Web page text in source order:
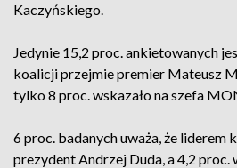
Kaczyńskiego.
Jedynie 15,2 proc. ankietowanych
koalicji przejmie premier Mateusz
tylko 8 proc. wskazało na szefa
6 proc. badanych uważa, że liderem
prezydent Andrzej Duda, a 4,2 proc.